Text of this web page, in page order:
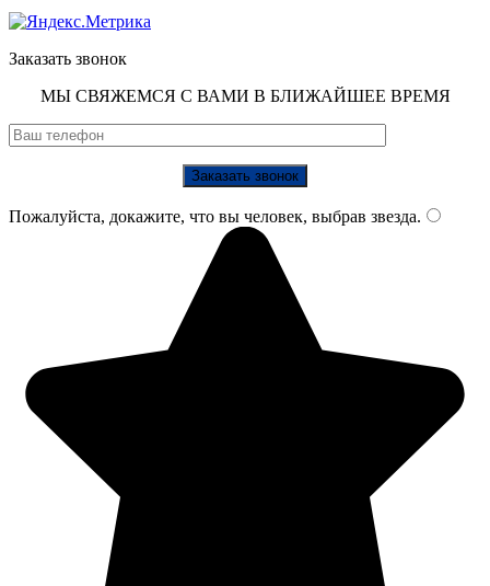
Заказать звонок
МЫ СВЯЖЕМСЯ С ВАМИ В БЛИЖАЙШЕЕ ВРЕМЯ
Пожалуйста, докажите, что вы человек, выбрав звезда.